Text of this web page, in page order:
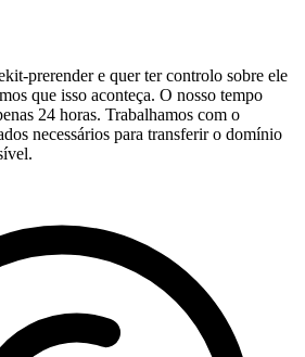
prerender e quer ter controlo sobre ele
que isso aconteça. O nosso tempo
24 horas. Trabalhamos com o
necessários para transferir o domínio